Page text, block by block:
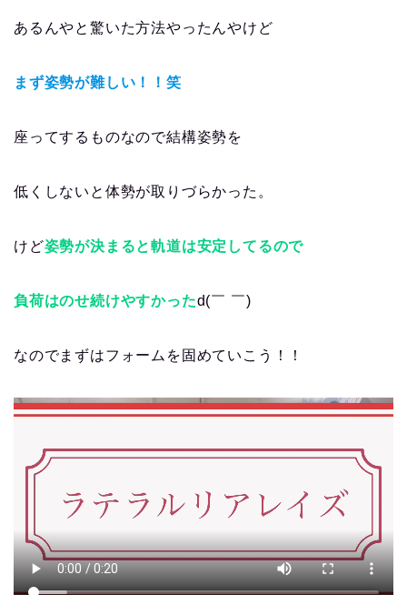
あるんやと驚いた方法やったんやけど
まず姿勢が難しい！！笑
座ってするものなので結構姿勢を
低くしないと体勢が取りづらかった。
けど姿勢が決まると軌道は安定してるので
負荷はのせ続けやすかったd(￣ ￣)
なのでまずはフォームを固めていこう！！